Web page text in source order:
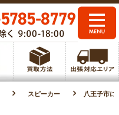
スピーカー 八王子市に